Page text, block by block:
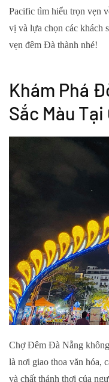
Pacific tìm hiểu trọn vẹn
vị và lựa chọn các khách
vẹn đêm Đà thành nhé!
Khám Phá
Sắc Màu
Chợ Đêm Đà Nẵng
là nơi giao thoa văn hóa,
và chất thảnh thơi của